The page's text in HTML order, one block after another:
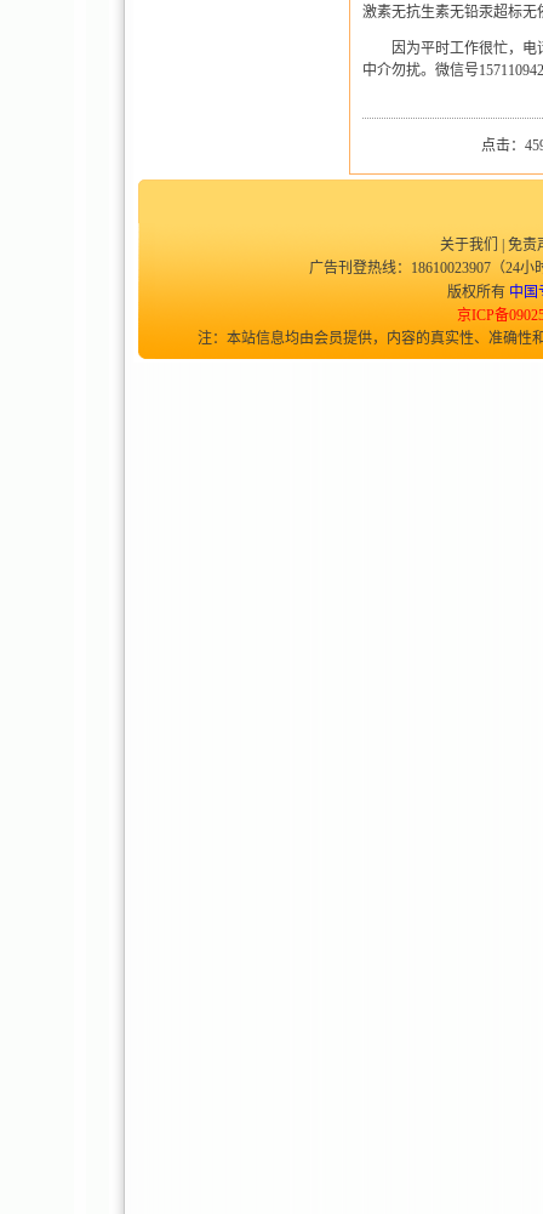
激素无抗生素无铅汞超标
因为平时工作很忙，
中介勿扰。微信号
点击：
关于我们
免责
广告刊登热线：18610023907（24
版权所有 中国
京ICP备
注：本站信息均由会员提供，内容的真实性、准确性